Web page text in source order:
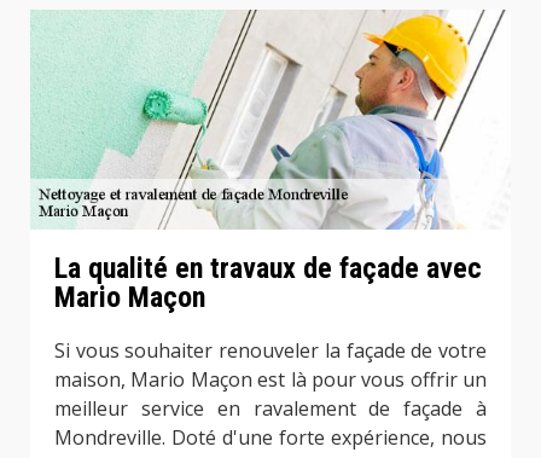
La qualité en travaux de façade avec
Mario Maçon
Si vous souhaiter renouveler la façade de votre
maison, Mario Maçon est là pour vous offrir un
meilleur service en ravalement de façade à
Mondreville. Doté d'une forte expérience, nous